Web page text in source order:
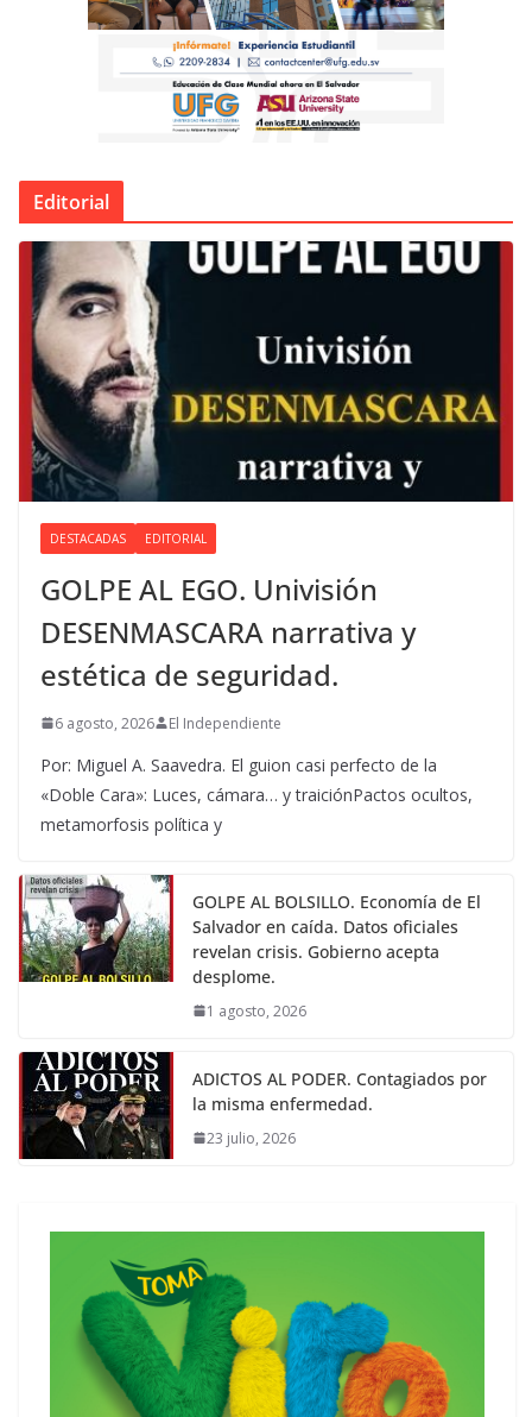
Editorial
DESTACADAS EDITORIAL
GOLPE AL EGO. Univisión
DESENMASCARA narrativa y
estética de seguridad.
6 agosto, 2026 El Independiente
Por: Miguel A. Saavedra. El guion casi perfecto de la
«Doble Cara»: Luces, cámara… y traiciónPactos ocultos,
metamorfosis política y
GOLPE AL BOLSILLO. Economía de El
Salvador en caída. Datos oficiales
revelan crisis. Gobierno acepta
desplome.
1 agosto, 2026
ADICTOS AL PODER. Contagiados por
la misma enfermedad.
23 julio, 2026